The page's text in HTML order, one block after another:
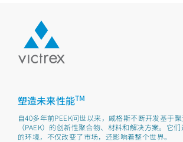
塑造未来性能TM
自40多年前PEEK问世以来，威格斯不断开发基于
（PAEK）的创新性聚合物、材料和解决方案。它
的环境，不仅改变了市场，还影响着整个世界。